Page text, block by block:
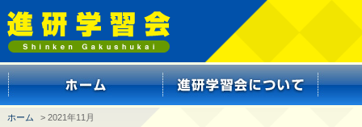
ホーム > 2021年11月